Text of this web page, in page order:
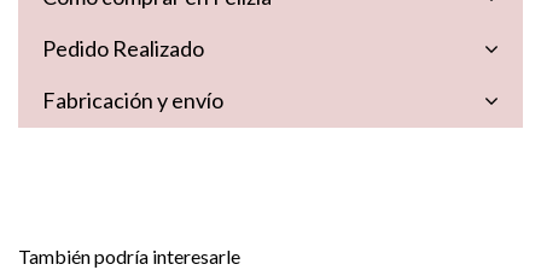
Pedido Realizado
Fabricación y envío
También podría interesarle